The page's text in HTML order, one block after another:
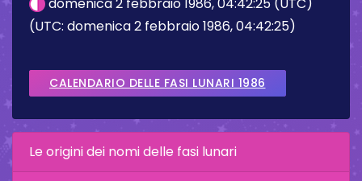
(UTC: domenica 2 febbraio 1986, 04:42:25)
CALENDARIO DELLE FASI LUNARI 1986
Le origini dei nomi delle fasi lunari